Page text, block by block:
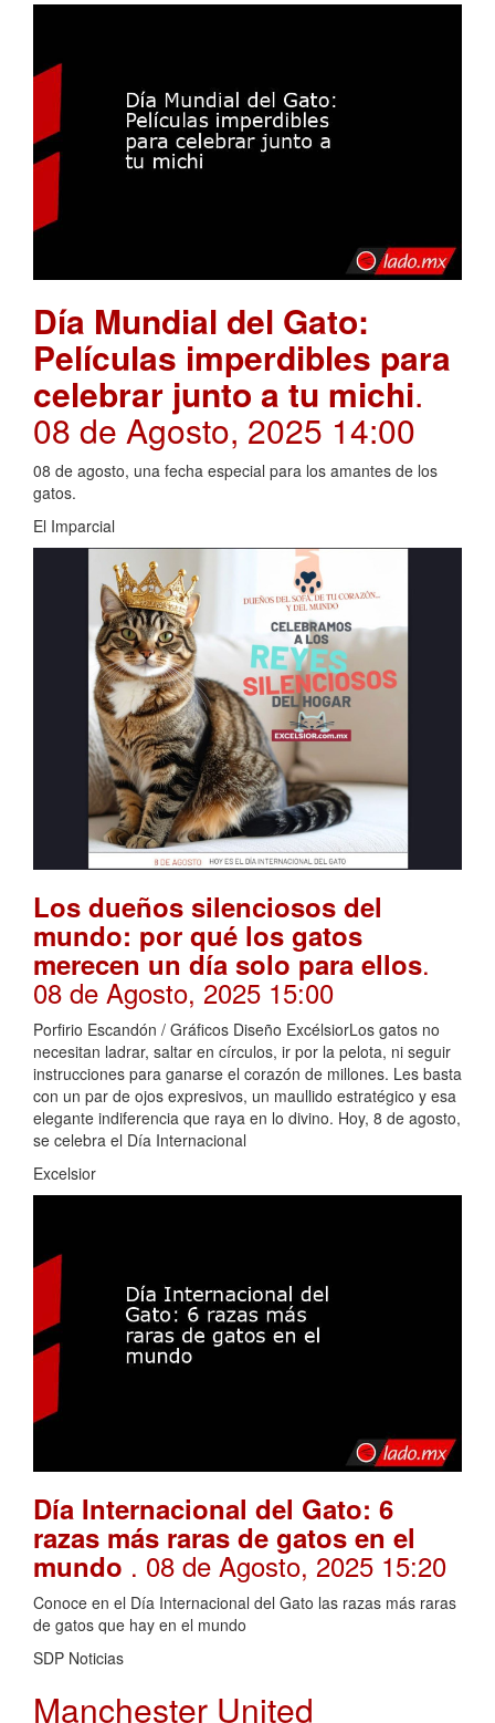
Día Mundial del Gato:
Películas imperdibles para
celebrar junto a tu michi.
08 de Agosto, 2025 14:00
08 de agosto, una fecha especial para los amantes de los
gatos.
El Imparcial
Los dueños silenciosos del
mundo: por qué los gatos
merecen un día solo para ellos.
08 de Agosto, 2025 15:00
Porfirio Escandón / Gráficos Diseño ExcélsiorLos gatos no
necesitan ladrar, saltar en círculos, ir por la pelota, ni seguir
instrucciones para ganarse el corazón de millones. Les basta
con un par de ojos expresivos, un maullido estratégico y esa
elegante indiferencia que raya en lo divino. Hoy, 8 de agosto,
se celebra el Día Internacional
Excelsior
Día Internacional del Gato: 6
razas más raras de gatos en el
mundo . 08 de Agosto, 2025 15:20
Conoce en el Día Internacional del Gato las razas más raras
de gatos que hay en el mundo
SDP Noticias
Manchester United